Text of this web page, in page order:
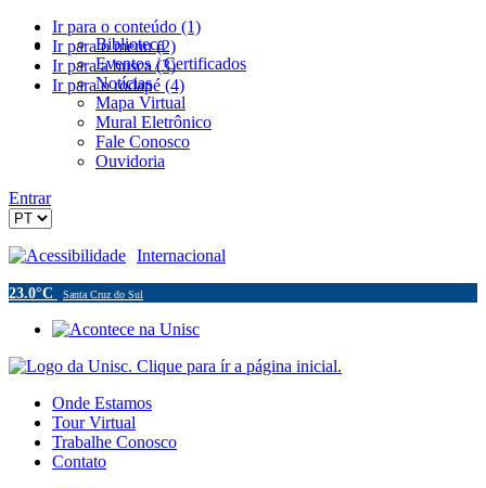
Ir para o conteúdo (1)
Ir para o menu (2)
Ir para a busca (3)
Ir para o rodapé (4)
Biblioteca
Eventos / Certificados
Notícias
Mapa Virtual
Mural Eletrônico
Fale Conosco
Ouvidoria
Entrar
Acessibilidade Internacional
23.0°C Santa Cruz do Sul
Onde Estamos
Tour Virtual
Trabalhe Conosco
Contato